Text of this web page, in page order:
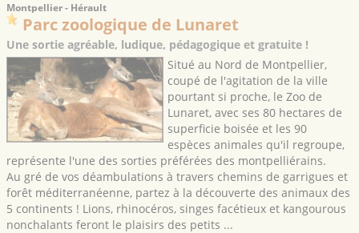
Montpellier - Hérault
Parc zoologique de Lunaret
Une sortie agréable, ludique, pédagogique et gratuite !
Situé au Nord de Montpellier,
coupé de l'agitation de la ville
pourtant si proche, le Zoo de
Lunaret, avec ses 80 hectares de
superficie boisée et les 90
espèces animales qu'il regroupe,
représente l'une des sorties préférées des montpelliérains.
Au gré de vos déambulations à travers chemins de garrigues et
forêt méditerranéenne, partez à la découverte des animaux des
5 continents ! Lions, rhinocéros, singes facétieux et kangourous
nonchalants feront le plaisirs des petits ...